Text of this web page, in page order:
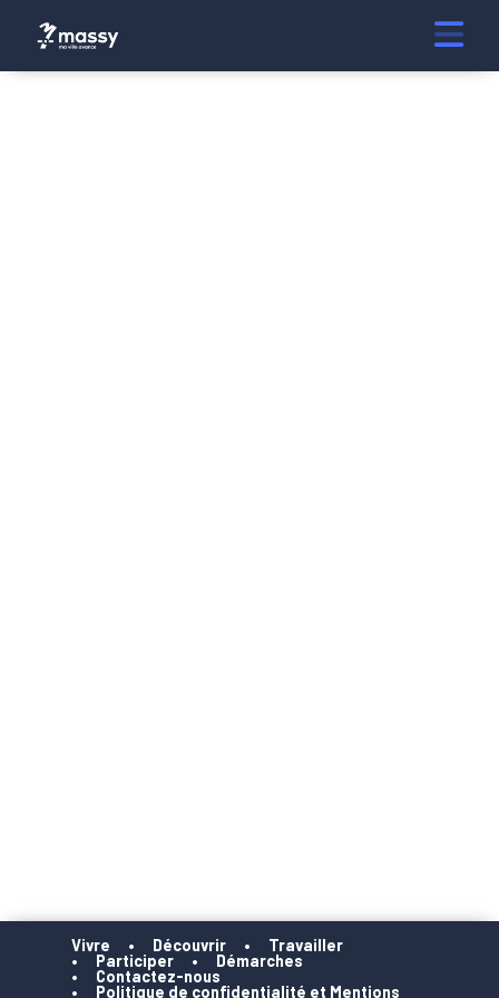
Vivre Découvrir
Travailler
Participer
Démarches
Contactez-nous
Politique de confidentialité et Mentions